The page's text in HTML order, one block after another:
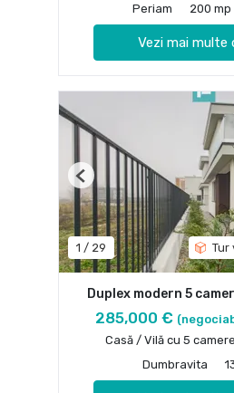
Periam 200 mp
Vezi mai multe
1 / 29 Tur
Previous
Duplex modern 5
285,000 €
Casă / Vilă cu 5
Dumbravita